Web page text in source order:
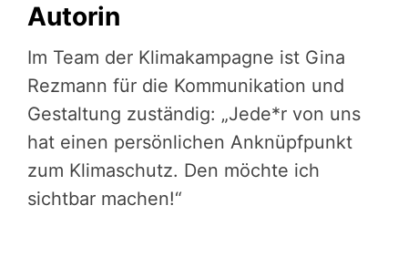
Autorin
Im Team der Klimakampagne ist Gina
Rezmann für die Kommunikation und
Gestaltung zuständig: „Jede*r von uns
hat einen persönlichen Anknüpfpunkt
zum Klimaschutz. Den möchte ich
sichtbar machen!“